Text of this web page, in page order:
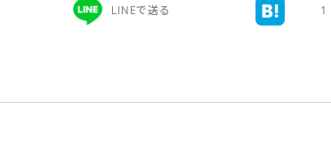
LINEで送る 1